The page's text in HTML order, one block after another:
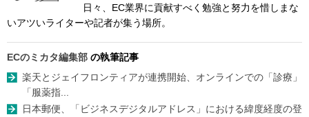
日々、EC業界に貢献すべく勉強と努力を惜しまな
いアツいライターや記者が集う場所。
ECのミカタ編集部 の執筆記事
楽天とジェイフロンティアが連携開始、オンラインでの「診療」
「服薬指...
日本郵便、「ビジネスデジタルアドレス」における緯度経度の登